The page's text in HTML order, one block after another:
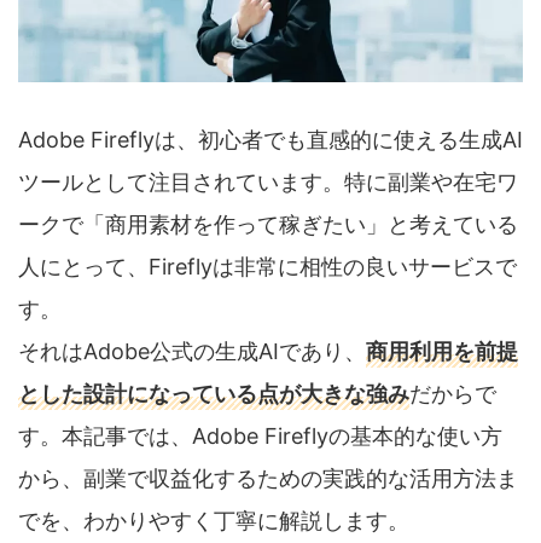
Adobe Fireflyは、初心者でも直感的に使える生成AI
ツールとして注目されています。特に副業や在宅ワ
ークで「商用素材を作って稼ぎたい」と考えている
人にとって、Fireflyは非常に相性の良いサービスで
す。
それはAdobe公式の生成AIであり、 商用利用を前提
とした設計になっている点が大きな強みだからで
す。本記事では、Adobe Fireflyの基本的な使い方
から、副業で収益化するための実践的な活用方法ま
でを、わかりやすく丁寧に解説します。